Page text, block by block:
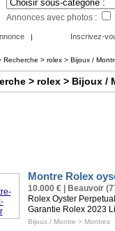
Annonces avec photos :
| Inscrivez-
Recherche > rolex > Bijoux /
> rolex > Bijoux /
Montre Rolex
10.000 € | Beauvoir
Rolex Oyster
Garantie Rolex 2023
Bijoux / Montre > Montres